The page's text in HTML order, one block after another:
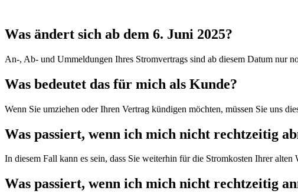
Was ändert sich ab dem 6. Juni 2025?
An-, Ab- und Ummeldungen Ihres Stromvertrags sind ab diesem Datum nur
Was bedeutet das für mich als Kunde?
Wenn Sie umziehen oder Ihren Vertrag kündigen möchten, müssen Sie uns
Was passiert, wenn ich mich nicht rechtzeitig
In diesem Fall kann es sein, dass Sie weiterhin für die Stromkosten Ihrer
Was passiert, wenn ich mich nicht rechtzeitig